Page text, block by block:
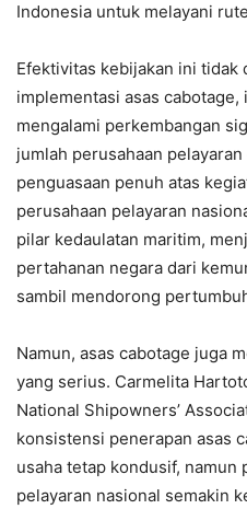
Indonesia untuk melayani
Efektivitas kebijakan ini tidak
implementasi asas
mengalami perkembangan
jumlah perusahaan
penguasaan penuh atas
perusahaan pelayaran
pilar kedaulatan maritim,
pertahanan negara dari
sambil mendorong
Namun, asas cabotage juga
yang serius. Carmelita
National Shipowners’
konsistensi penerapan asas
usaha tetap kondusif, namun
pelayaran nasional semakin